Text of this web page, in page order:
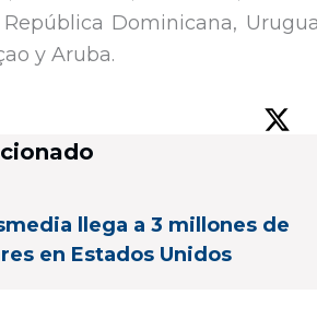
República Dominicana,
y Aruba.
llega a 3 millones de
en Estados Unidos